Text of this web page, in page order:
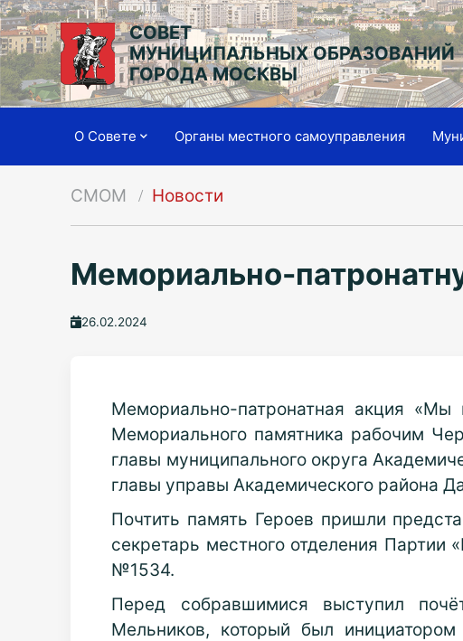
СОВЕТ
МУНИЦИПАЛЬНЫХ ОБРАЗОВАНИЙ
ГОРОДА МОСКВЫ
О Совете Органы местного самоуправления
СМОМ Новости
Мемориально-
26.02.2024
Мемориально-патронатная акция
Мемориального памятника рабочим
главы муниципального округа
главы управы Академического района
Почтить память Героев пришли
секретарь местного отделения
№1534.
Перед собравшимися выступил
Мельников, который был